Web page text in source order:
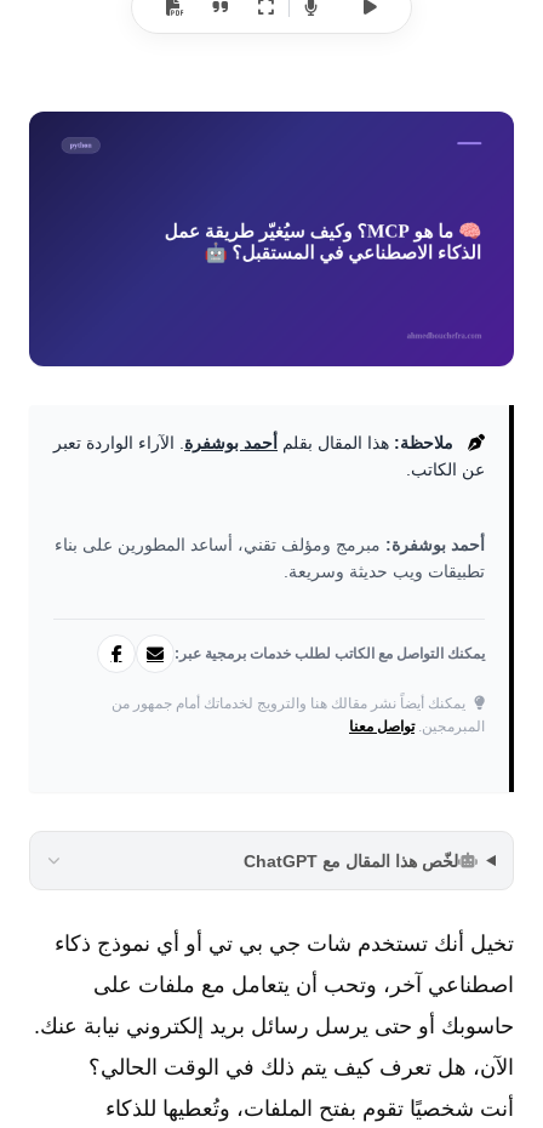
ملاحظة: هذا المقال بقلم أحمد بوشفرة . الآراء الواردة تعبر
عن الكاتب.
أحمد بوشفرة: مبرمج ومؤلف تقني، أساعد المطورين على بناء
تطبيقات ويب حديثة وسريعة.
يمكنك التواصل مع الكاتب لطلب خدمات برمجية عبر:
يمكنك أيضاً نشر مقالك هنا والترويج لخدماتك أمام جمهور من
المبرمجين.تواصل معنا
لخّص هذا المقال مع ChatGPT
تخيل أنك تستخدم شات جي بي تي أو أي نموذج ذكاء
اصطناعي آخر، وتحب أن يتعامل مع ملفات على
حاسوبك أو حتى يرسل رسائل بريد إلكتروني نيابة عنك.
الآن، هل تعرف كيف يتم ذلك في الوقت الحالي؟
أنت شخصيًا تقوم بفتح الملفات، وتُعطيها للذكاء